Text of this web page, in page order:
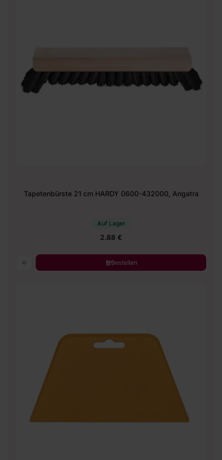
Tapetenbürste 21 cm HARDY 0600-432000, Angatra
Auf Lager
2.88 €
Bestellen